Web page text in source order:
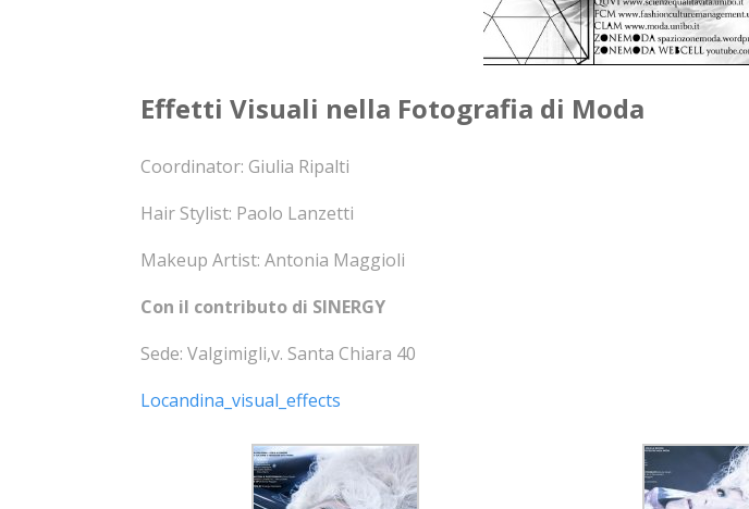
Effetti Visuali nella Fotografia di Moda
Coordinator: Giulia Ripalti
Hair Stylist: Paolo Lanzetti
Makeup Artist: Antonia Maggioli
Con il contributo di SINERGY
Sede: Valgimigli,v. Santa Chiara 40
Locandina_visual_effects